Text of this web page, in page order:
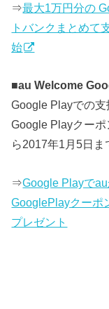
⇒最大1万円分の
トバンクまとめて
始
■au Welcome
Google Playでの支
Google Playクー
ら2017年1月5日ま
⇒Google Playで
GooglePlayクーポ
プレゼント